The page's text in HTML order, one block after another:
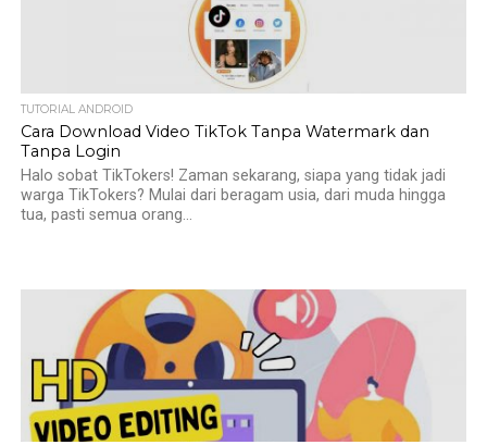
TUTORIAL ANDROID
Cara Download Video TikTok Tanpa Watermark dan
Tanpa Login
Halo sobat TikTokers! Zaman sekarang, siapa yang tidak jadi
warga TikTokers? Mulai dari beragam usia, dari muda hingga
tua, pasti semua orang...